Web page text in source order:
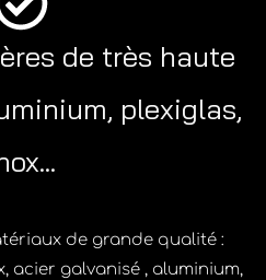
de très haute
plexiglas,
de grande qualité :
acier galvanisé , aluminium,